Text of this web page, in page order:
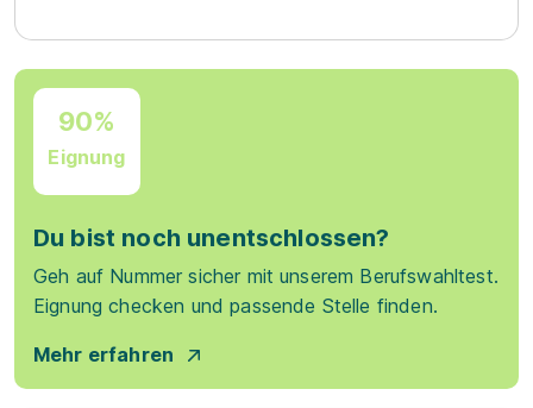
90%
Eignung
Du bist noch unentschlossen?
Geh auf Nummer sicher mit unserem Berufswahltest.
Eignung checken und passende Stelle finden.
Mehr erfahren